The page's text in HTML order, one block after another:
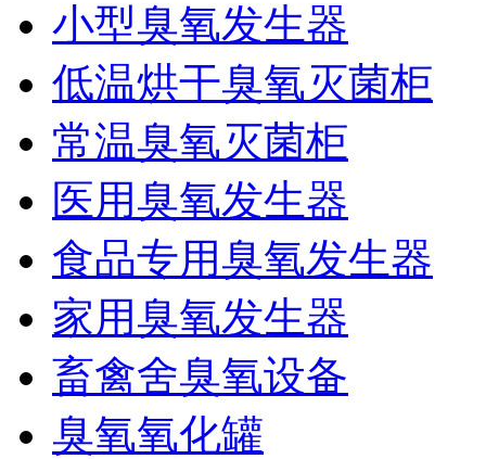
小型臭氧发生器
低温烘干臭氧灭菌柜
常温臭氧灭菌柜
医用臭氧发生器
食品专用臭氧发生器
家用臭氧发生器
畜禽舍臭氧设备
臭氧氧化罐